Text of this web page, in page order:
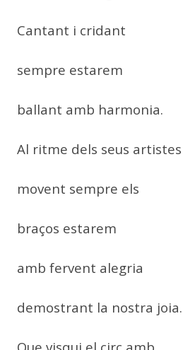
Cantant i cridant
sempre estarem
ballant amb harmonia.
Al ritme dels seus artistes
movent sempre els
braços estarem
amb fervent alegria
demostrant la nostra joia.
Que visqui el circ amb